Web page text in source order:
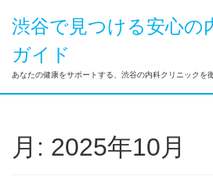
渋谷で見つける安心の
ガイド
あなたの健康をサポートする、渋谷の内科クリニックを
月: 2025年10月